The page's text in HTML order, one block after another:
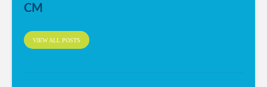
CM
VIEW ALL POSTS